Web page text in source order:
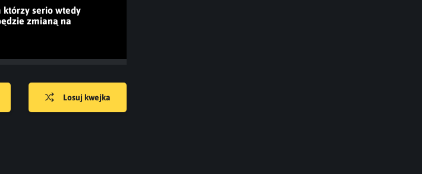
którzy serio wtedy
zmianą na
Losuj kwejka